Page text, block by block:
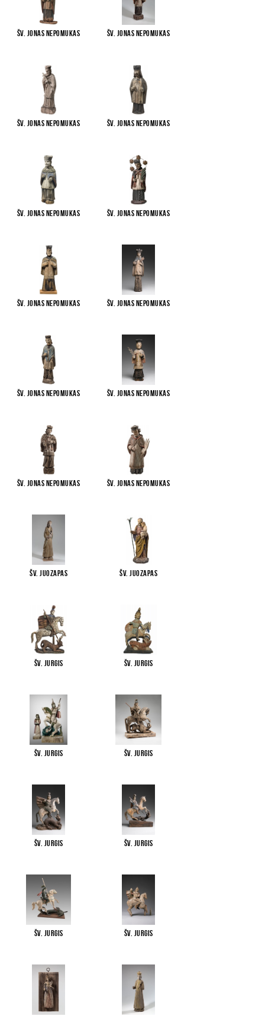
Šv. Jonas Nepomukas Šv. Jonas Nepomukas
Šv. Jonas Nepomukas Šv. Jonas Nepomukas
Šv. Jonas Nepomukas Šv. Jonas Nepomukas
Šv. Jonas Nepomukas Šv. Jonas Nepomukas
Šv. Jonas Nepomukas Šv. Jonas Nepomukas
Šv. Jonas Nepomukas Šv. Jonas Nepomukas
Šv. Juozapas Šv. Juozapas
Šv. Jurgis Šv. Jurgis
Šv. Jurgis Šv. Jurgis
Šv. Jurgis Šv. Jurgis
Šv. Jurgis Šv. Jurgis